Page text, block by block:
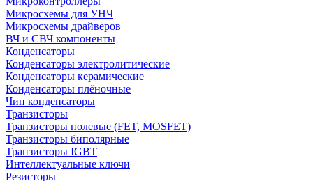
Микросхемы для УНЧ
Микросхемы драйверов
ВЧ и СВЧ компоненты
Конденсаторы
Конденсаторы электролитические
Конденсаторы керамические
Конденсаторы плёночные
Чип конденсаторы
Транзисторы
Транзисторы полевые (FET, MOSFET)
Транзисторы биполярные
Транзисторы IGBT
Интеллектуальные ключи
Резисторы